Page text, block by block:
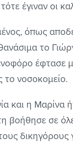
έγιναν οι
όπως
το
έφτασε
το νοσοκομείο.
και η Μαρίνα
βοήθησε σε
δικηγόρους